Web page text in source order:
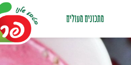
מתכונים מעולים